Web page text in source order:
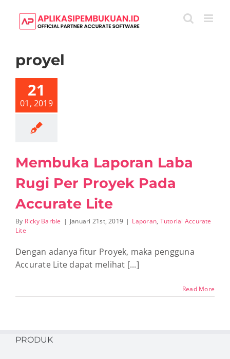
content
proyel
21
01, 2019
Per
Membuka Laporan Laba
Rugi Per Proyek Pada
Accurate Lite
By Ricky Barble | Januari 21st, 2019 | Laporan, Tutorial Accurate
Lite
Dengan adanya fitur Proyek, maka pengguna
Accurate Lite dapat melihat [...]
Read More
PRODUK